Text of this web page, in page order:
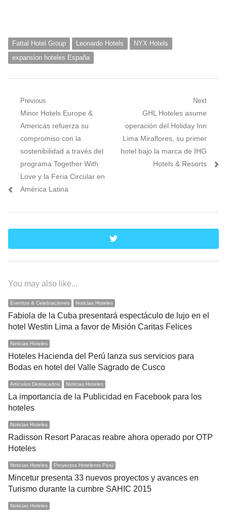
Fattal Hotel Group Leonardo Hotels
NYX Hotels
expansion hoteles España
Navegación
entradas
Previous
Previous
post:
Minor Hotels Europe &
Americas refuerza su
compromiso con la
sostenibilidad a través del
programa Together With
Love y la Feria Circular en
América Latina
Next
Next
post:
GHL Hoteles asume
operación del Holiday Inn
Lima Miraflores, su primer
hotel bajo la marca de IHG
Hotels & Resorts
twitter
You may also like...
Eventos & Celebraciones Noticias Hoteles
Fabiola de la Cuba presentará espectáculo de lujo en el
hotel Westin Lima a favor de Misión Caritas Felices
Noticias Hoteles
Hoteles Hacienda del Perú lanza sus servicios para
Bodas en hotel del Valle Sagrado de Cusco
Artículos Destacados Noticias Hoteles
La importancia de la Publicidad en Facebook para los
hoteles
Noticias Hoteles
Radisson Resort Paracas reabre ahora operado por OTP
Hoteles
Noticias Hoteles Proyectos Hoteleros Perú
Mincetur presenta 33 nuevos proyectos y avances en
Turismo durante la cumbre SAHIC 2015
Noticias Hoteles